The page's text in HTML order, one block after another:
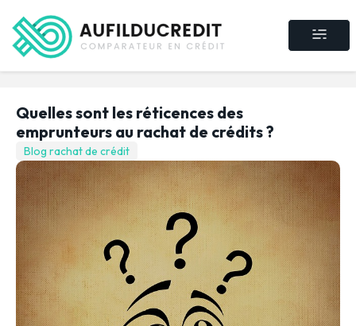
Quelles sont les réticences des
emprunteurs au rachat de crédits ?
Blog rachat de crédit